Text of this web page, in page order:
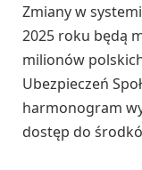
Zmiany w
2025 roku będą
milionów
Ubezpieczeń
harmonogram
dostęp do